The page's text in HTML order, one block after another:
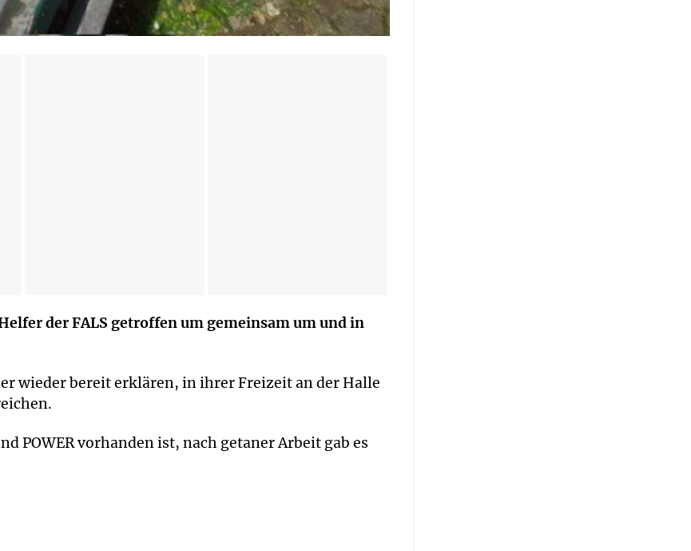
der FALS getroffen um gemeinsam um und in
wieder bereit erklären, in ihrer Freizeit an der Halle
POWER vorhanden ist, nach getaner Arbeit gab es